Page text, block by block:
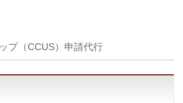
プ（CCUS）申請代行